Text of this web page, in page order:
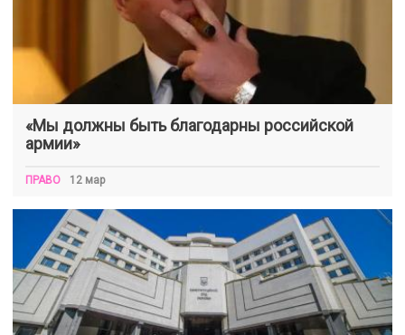
«Мы должны быть благодарны российской
армии»
ПРАВО 12 мар